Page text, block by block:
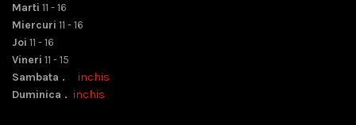
Marti 11 - 16
Miercuri 11 - 16
Joi 11 - 16
Vineri 11 - 15
Sambata . inchis
Duminica . inchis